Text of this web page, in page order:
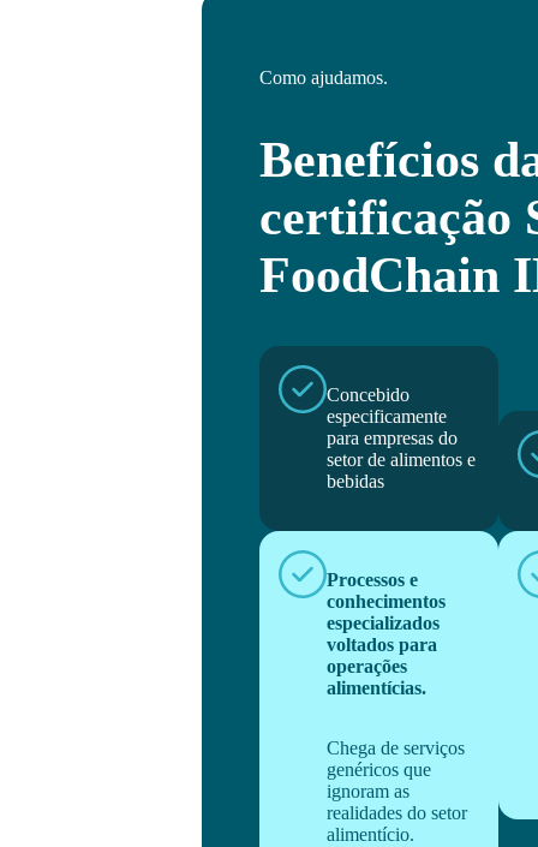
Como ajudamos.
Benefícios
certificação
FoodChain
Concebido
especificamente
para empresas do
setor de alimentos e
bebidas
Processos e
conhecimentos
especializados
voltados para
operações
alimentícias.
Chega de serviços
genéricos que
ignoram as
realidades do setor
alimentício.